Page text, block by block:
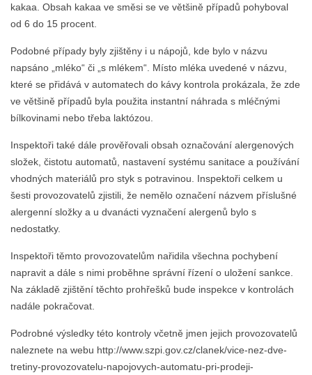
kakaa. Obsah kakaa ve směsi se ve většině případů pohyboval
od 6 do 15 procent.
Podobné případy byly zjištěny i u nápojů, kde bylo v názvu
napsáno „mléko“ či „s mlékem“. Místo mléka uvedené v názvu,
které se přidává v automatech do kávy kontrola prokázala, že zde
ve většině případů byla použita instantní náhrada s mléčnými
bílkovinami nebo třeba laktózou.
Inspektoři také dále prověřovali obsah označování alergenových
složek, čistotu automatů, nastavení systému sanitace a používání
vhodných materiálů pro styk s potravinou. Inspektoři celkem u
šesti provozovatelů zjistili, že nemělo označení názvem příslušné
alergenní složky a u dvanácti vyznačení alergenů bylo s
nedostatky.
Inspektoři těmto provozovatelům nařidila všechna pochybení
napravit a dále s nimi proběhne správní řízení o uložení sankce.
Na základě zjištění těchto prohřešků bude inspekce v kontrolách
nadále pokračovat.
Podrobné výsledky této kontroly včetně jmen jejich provozovatelů
naleznete na webu http://www.szpi.gov.cz/clanek/vice-nez-dve-
tretiny-provozovatelu-napojovych-automatu-pri-prodeji-